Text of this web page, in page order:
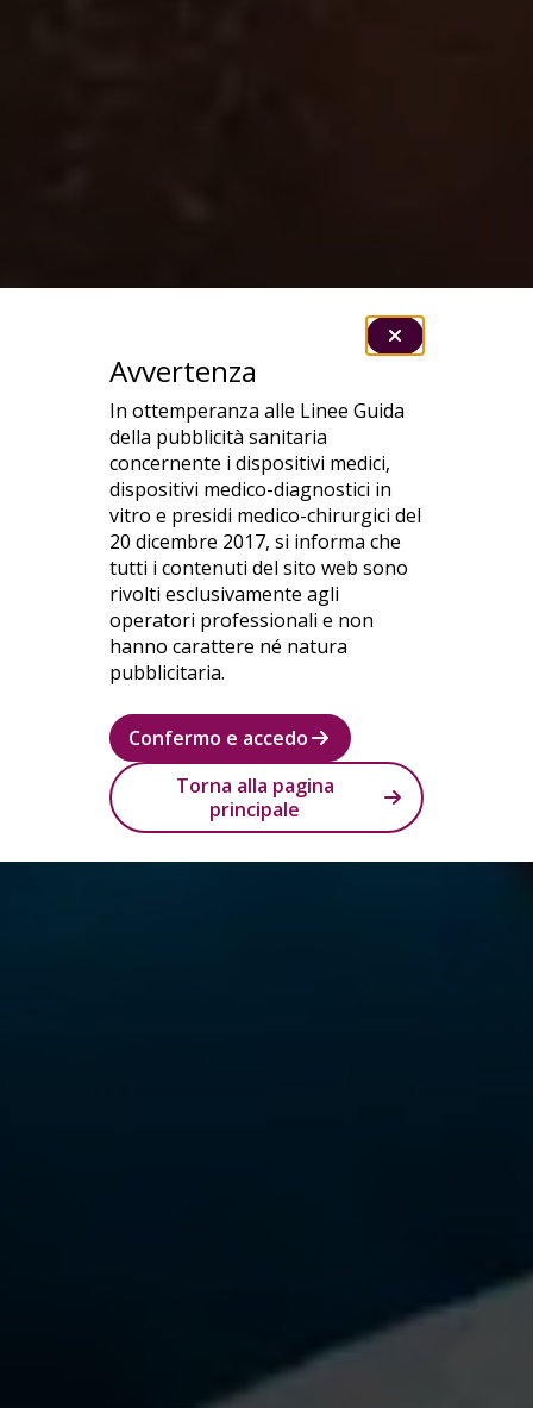
Avvertenza
In ottemperanza alle Linee Guida
della pubblicità sanitaria
concernente i dispositivi medici,
dispositivi medico-diagnostici in
vitro e presidi medico-chirurgici del
20 dicembre 2017, si informa che
tutti i contenuti del sito web sono
rivolti esclusivamente agli
operatori professionali e non
hanno carattere né natura
pubblicitaria.
Confermo e accedo
Torna alla pagina
principale